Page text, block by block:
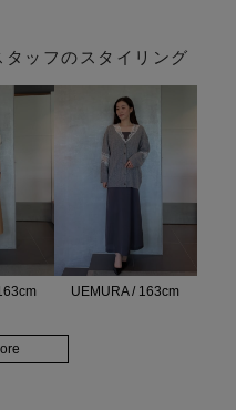
ッフのスタイリング
UEMURA / 163cm